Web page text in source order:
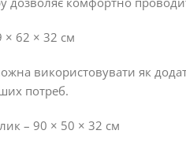
× 62 × 32 см
використовувати як
потреб.
– 90 × 50 × 32 см